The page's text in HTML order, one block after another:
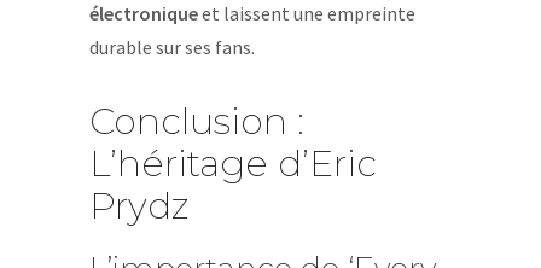
électroniqueet laissent une empreinte
durable sur ses fans.
Conclusion :
L’héritage d’Eric
Prydz